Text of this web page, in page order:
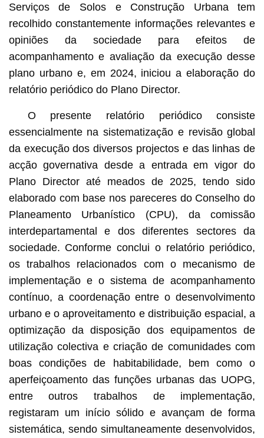
Serviços de Solos e Construção Urbana tem
recolhido constantemente informações relevantes e
opiniões da sociedade para efeitos de
acompanhamento e avaliação da execução desse
plano urbano e, em 2024, iniciou a elaboração do
relatório periódico do Plano Director.
O presente relatório periódico consiste
essencialmente na sistematização e revisão global
da execução dos diversos projectos e das linhas de
acção governativa desde a entrada em vigor do
Plano Director até meados de 2025, tendo sido
elaborado com base nos pareceres do Conselho do
Planeamento Urbanístico (CPU), da comissão
interdepartamental e dos diferentes sectores da
sociedade. Conforme conclui o relatório periódico,
os trabalhos relacionados com o mecanismo de
implementação e o sistema de acompanhamento
contínuo, a coordenação entre o desenvolvimento
urbano e o aproveitamento e distribuição espacial, a
optimização da disposição dos equipamentos de
utilização colectiva e criação de comunidades com
boas condições de habitabilidade, bem como o
aperfeiçoamento das funções urbanas das UOPG,
entre outros trabalhos de implementação,
registaram um início sólido e avançam de forma
sistemática, sendo simultaneamente desenvolvidos,